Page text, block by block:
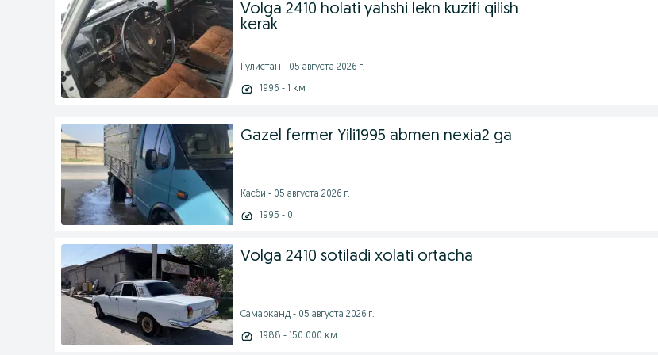
Volga 2410 holati yahshi lekn kuzifi qilish
kerak
Гулистан - 05 августа 2026 г.
1996 - 1 км
Gazel fermer Yili1995 abmen nexia2 ga
Касби - 05 августа 2026 г.
1995 - 0
Volga 2410 sotiladi xolati ortacha
Самарканд - 05 августа 2026 г.
1988 - 150 000 км